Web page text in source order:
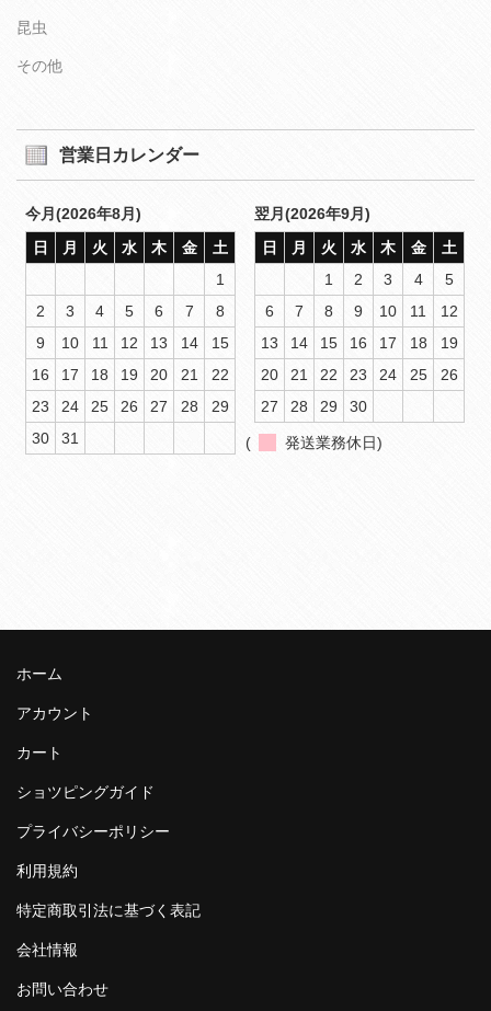
昆虫
その他
営業日カレンダー
今月(2026年8月)
日
月 火 水 木 金
土
1
2
3 4 5 6 7
8
9
10 11 12 13 14
15
16
17 18 19 20 21
22
23
24 25 26 27 28
29
30
31
翌月(2026年9月)
日
月 火 水 木 金
土
1
2 3 4
5
6
7 8 9 10 11
12
13
14 15 16 17 18
19
20
21 22 23 24 25
26
27
28 29 30
( 発送業務休日)
ホーム
アカウント
カート
ショツピングガイド
プライバシーポリシー
利用規約
特定商取引法に基づく表記
会社情報
お問い合わせ